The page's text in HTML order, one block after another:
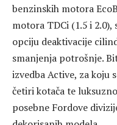
benzinskih motora
motora TDCi (1.5 i
opciju deaktivacije
smanjenja potrošnje.
izvedba Active, za koju
četiri kotača te
posebne Fordove